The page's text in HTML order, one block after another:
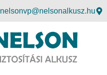
nelsonvp@nelsonalkusz.hu